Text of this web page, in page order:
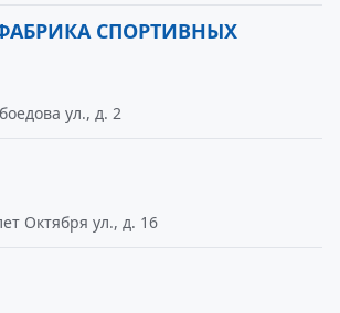
СПОРТИВНЫХ
ул., д. 2
Октября ул., д. 16